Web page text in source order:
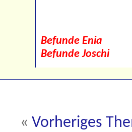
Befunde Enia
Befunde Joschi
« Vorheriges